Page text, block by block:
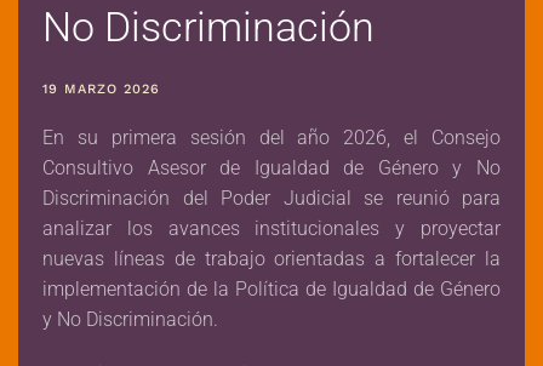
No Discriminación
19 MARZO 2026
En su primera sesión del año 2026, el Consejo
Consultivo Asesor de Igualdad de Género y No
Discriminación del Poder Judicial se reunió para
analizar los avances institucionales y proyectar
nuevas líneas de trabajo orientadas a fortalecer la
implementación de la Política de Igualdad de Género
y No Discriminación.